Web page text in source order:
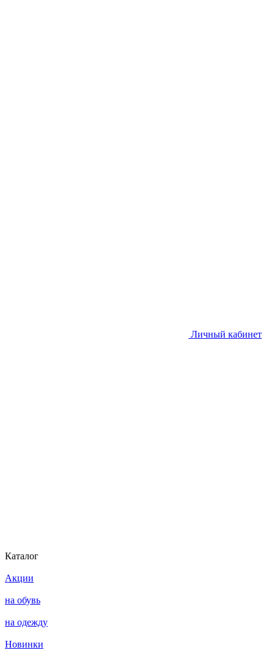
Личный кабинет
Каталог
Акции
на обувь
на одежду
Новинки